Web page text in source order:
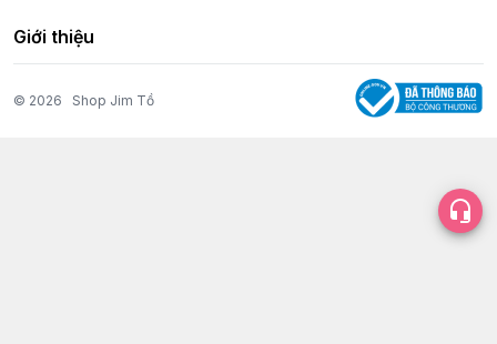
Giới thiệu
© 2026 Shop Jim Tồ